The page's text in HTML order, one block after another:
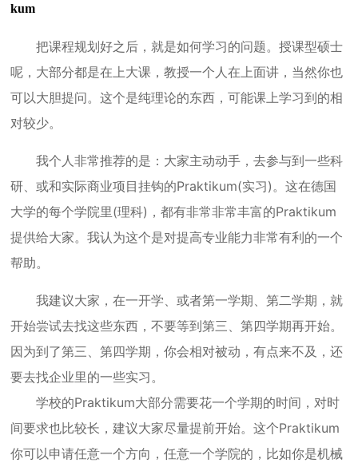
kum
把课程规划好之后，就是如何学习的问题。授课型硕士
呢，大部分都是在上大课，教授一个人在上面讲，当然你也
可以大胆提问。这个是纯理论的东西，可能课上学习到的相
对较少。
我个人非常推荐的是：大家主动动手，去参与到一些科
研、或和实际商业项目挂钩的Praktikum(实习)。这在德国
大学的每个学院里(理科)，都有非常非常丰富的Praktikum
提供给大家。我认为这个是对提高专业能力非常有利的一个
帮助。
我建议大家，在一开学、或者第一学期、第二学期，就
开始尝试去找这些东西，不要等到第三、第四学期再开始。
因为到了第三、第四学期，你会相对被动，有点来不及，还
要去找企业里的一些实习。
学校的Praktikum大部分需要花一个学期的时间，对时
间要求也比较长，建议大家尽量提前开始。这个Praktikum
你可以申请任意一个方向，任意一个学院的，比如你是机械